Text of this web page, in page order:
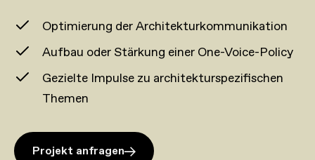
Optimierung der Architekturkommunikation
Aufbau oder Stärkung einer One-Voice-Policy
Gezielte Impulse zu architekturspezifischen
Themen
Projekt anfragen